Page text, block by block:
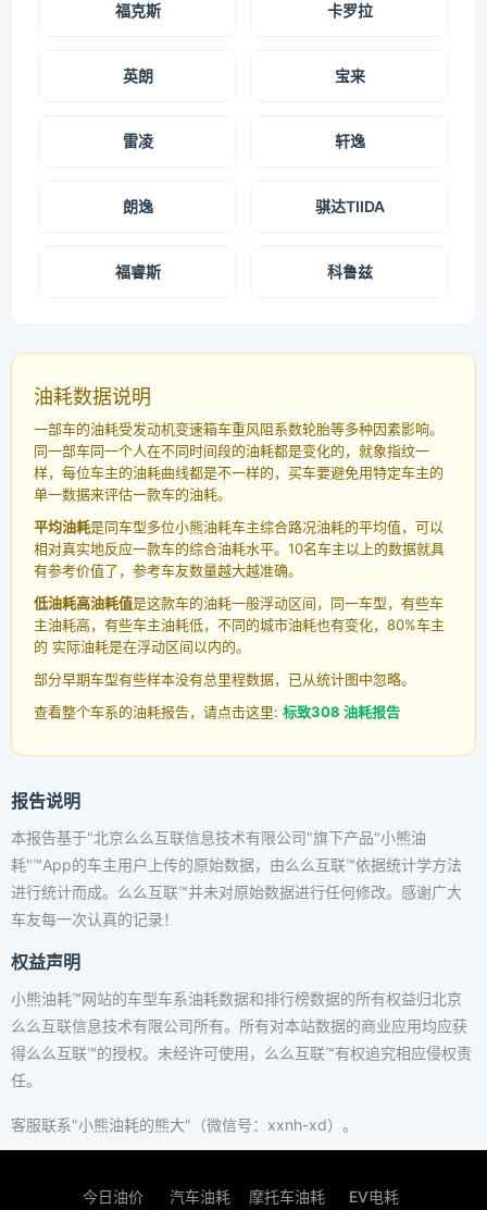
福克斯 卡罗拉
英朗 宝来
雷凌 轩逸
朗逸 骐达TIIDA
福睿斯 科鲁兹
油耗数据说明
一部车的油耗受发动机变速箱车重风阻系数轮胎等多种因素影响。
同一部车同一个人在不同时间段的油耗都是变化的，就象指纹一
样，每位车主的油耗曲线都是不一样的，买车要避免用特定车主的
单一数据来评估一款车的油耗。
平均油耗是同车型多位小熊油耗车主综合路况油耗的平均值，可以
相对真实地反应一款车的综合油耗水平。10名车主以上的数据就具
有参考价值了，参考车友数量越大越准确。
低油耗高油耗值是这款车的油耗一般浮动区间，同一车型，有些车
主油耗高，有些车主油耗低，不同的城市油耗也有变化，80%车主
的 实际油耗是在浮动区间以内的。
部分早期车型有些样本没有总里程数据，已从统计图中忽略。
查看整个车系的油耗报告，请点击这里: 标致308 油耗报告
报告说明
本报告基于"北京么么互联信息技术有限公司"旗下产品"小熊油
耗"™App的车主用户上传的原始数据，由么么互联™依据统计学方法
进行统计而成。么么互联™并未对原始数据进行任何修改。感谢广大
车友每一次认真的记录！
权益声明
小熊油耗™网站的车型车系油耗数据和排行榜数据的所有权益归北京
么么互联信息技术有限公司所有。所有对本站数据的商业应用均应获
得么么互联™的授权。未经许可使用，么么互联™有权追究相应侵权责
任。
客服联系"小熊油耗的熊大"（微信号：xxnh-xd）。
今日油价 汽车油耗 摩托车油耗 EV电耗